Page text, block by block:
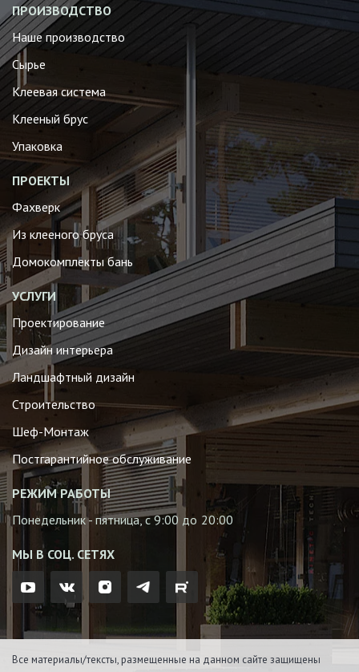
ПРОИЗВОДСТВО
Наше производство
Сырье
Клеевая система
Клееный брус
Упаковка
ПРОЕКТЫ
Фахверк
Из клееного бруса
Домокомплекты бань
УСЛУГИ
Проектирование
Дизайн интерьера
Ландшафтный дизайн
Строительство
Шеф-Монтаж
Постгарантийное обслуживание
РЕЖИМ РАБОТЫ
Понедельник - пятница, с 9:00 до 20:00
МЫ В СОЦ. СЕТЯХ
Все материалы/тексты, размещенные на данном сайте защищены